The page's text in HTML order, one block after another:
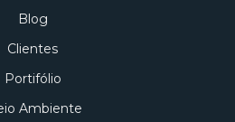
Blog
Clientes
Portifólio
Ambiente